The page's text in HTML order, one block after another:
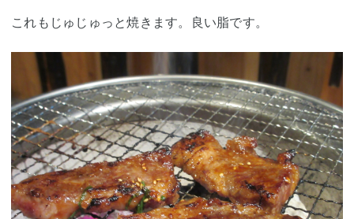
これもじゅじゅっと焼きます。良い脂です。